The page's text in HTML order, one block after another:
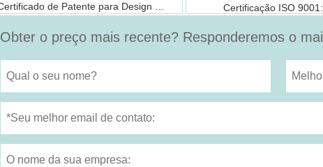
Certificado de Patente para Design （FSD1105） Certificação ISO
Obter o preço mais recente? Responderemos o